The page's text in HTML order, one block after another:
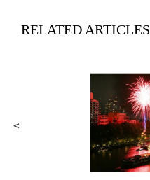
RELATED ARTICLES